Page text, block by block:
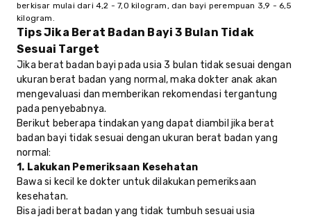
berkisar mulai dari 4,2 - 7,0 kilogram, dan bayi perempuan 3,9 - 6,5
kilogram.
Tips Jika Berat Badan Bayi 3 Bulan Tidak
Sesuai Target
Jika berat badan bayi pada usia 3 bulan tidak sesuai dengan
ukuran berat badan yang normal, maka dokter anak akan
mengevaluasi dan memberikan rekomendasi tergantung
pada penyebabnya.
Berikut beberapa tindakan yang dapat diambil jika berat
badan bayi tidak sesuai dengan ukuran berat badan yang
normal:
1. Lakukan Pemeriksaan Kesehatan
Bawa si kecil ke dokter untuk dilakukan pemeriksaan
kesehatan.
Bisa jadi berat badan yang tidak tumbuh sesuai usia